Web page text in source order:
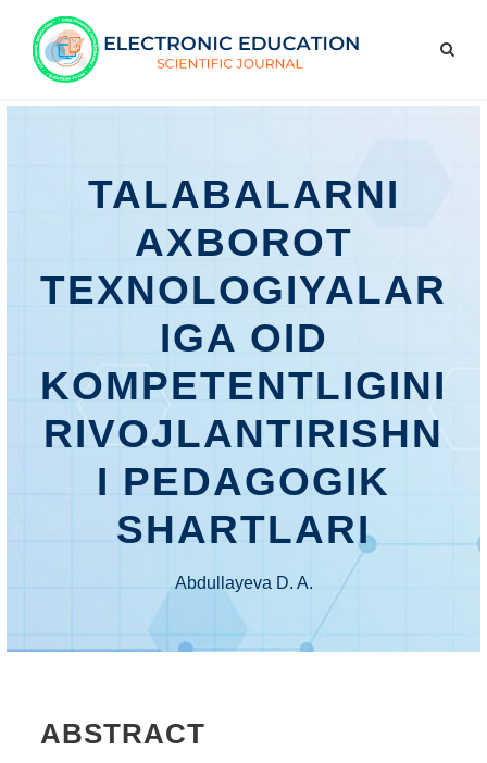
TALABALARNI
AXBOROT
TEXNOLOGIYALAR
IGA OID
KOMPETENTLIGINI
RIVOJLANTIRISHN
I PEDAGOGIK
SHARTLARI
Abdullayeva D. A.
ABSTRACT